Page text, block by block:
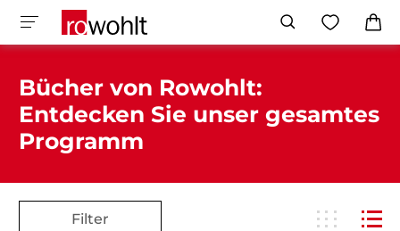
Bücher von Rowohlt:
Entdecken Sie unser gesamtes
Programm
Filter